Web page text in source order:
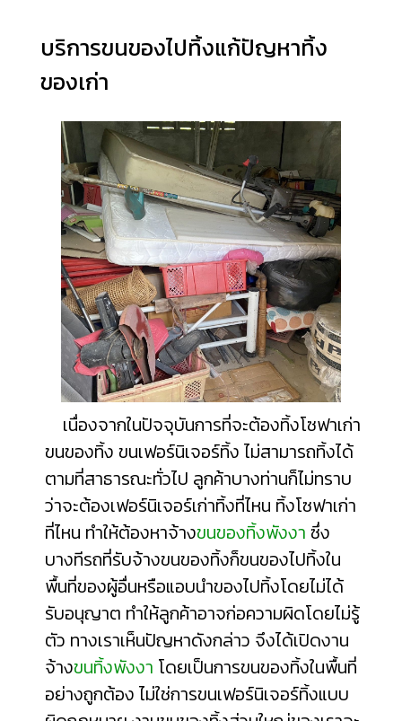
บริการขนของไปทิ้งแก้ปัญหาทิ้ง
ของเก่า
เนื่องจากในปัจจุบันการที่จะต้องทิ้งโซฟาเก่า
ขนของทิ้ง ขนเฟอร์นิเจอร์ทิ้ง ไม่สามารถทิ้งได้
ตามที่สาธารณะทั่วไป ลูกค้าบางท่านก็ไม่ทราบ
ว่าจะต้องเฟอร์นิเจอร์เก่าทิ้งที่ไหน ทิ้งโซฟาเก่า
ที่ไหน ทำให้ต้องหาจ้างขนของทิ้งพังงา ซึ่ง
บางทีรถที่รับจ้างขนของทิ้งก็ขนของไปทิ้งใน
พื้นที่ของผู้อื่นหรือแอบนำของไปทิ้งโดยไม่ได้
รับอนุญาต ทำให้ลูกค้าอาจก่อความผิดโดยไม่รู้
ตัว ทางเราเห็นปัญหาดังกล่าว จึงได้เปิดงาน
จ้างขนทิ้งพังงา โดยเป็นการขนของทิ้งในพื้นที่
อย่างถูกต้อง ไม่ใช่การขนเฟอร์นิเจอร์ทิ้งแบบ